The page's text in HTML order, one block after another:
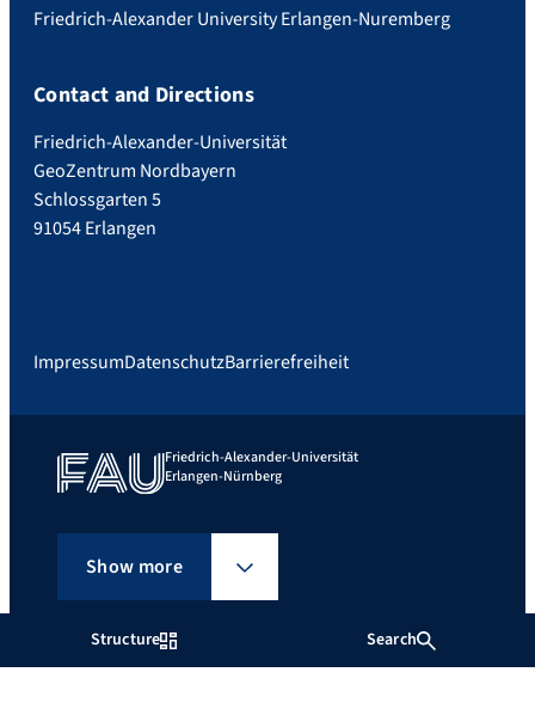
Structure Search
Friedrich-Alexander University Erlangen-Nuremberg
Contact and Directions
Friedrich-Alexander-Universität
GeoZentrum Nordbayern
Schlossgarten 5
91054 Erlangen
ImpressumDatenschutzBarrierefreiheit
Friedrich-Alexander-Universität
Erlangen-Nürnberg
Show more